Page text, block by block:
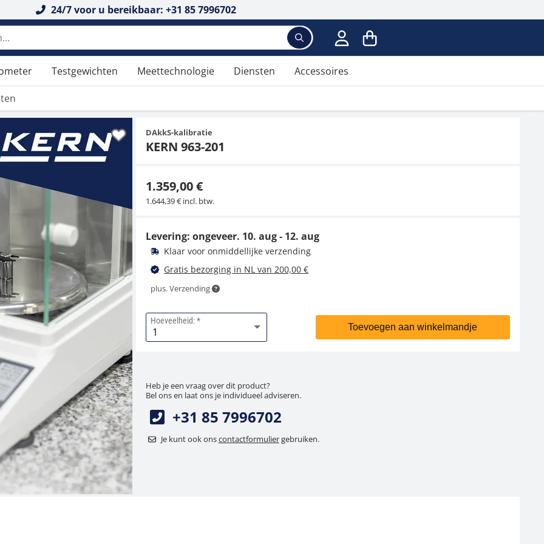
24/7 voor u bereikbaar: +31 85 7996702
Testgewichten Meettechnologie Diensten Accessoires
DAkkS-kalibratie
KERN 963-201
1.359,00 €
1.644,39 € incl. btw.
Levering: ongeveer. 10. aug - 12. aug
Klaar voor onmiddellijke verzending
Gratis bezorging in NL van 200,00 €
plus. Verzending
Hoeveelheid:
Toevoegen aan winkelmandje
Heb je een vraag over dit product?
Bel ons en laat ons je individueel adviseren.
+31 85 7996702
Je kunt ook onscontactformuliergebruiken.